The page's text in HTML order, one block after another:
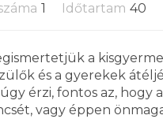
1 Időtartam 40
a
és a gyerekek
érzi, fontos az, hogy
vagy éppen